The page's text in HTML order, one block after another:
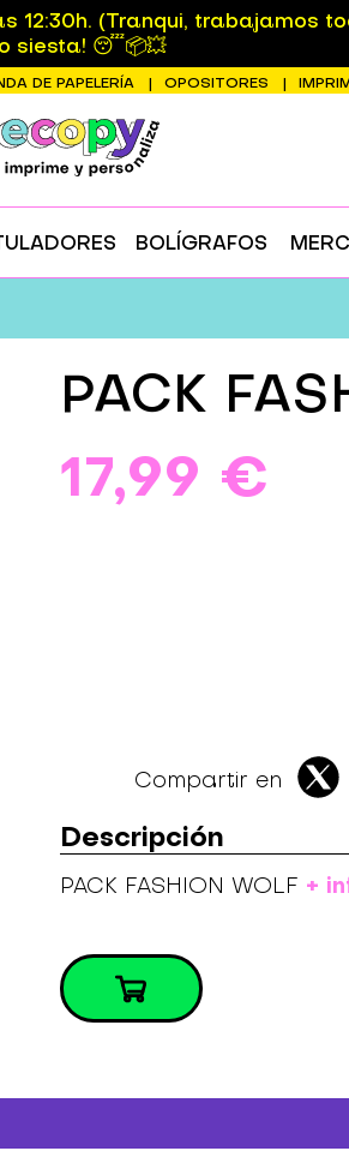
12:30h. (Tranqui, trabajamos
siesta! 😴📦💥
DE PAPELERÍA OPOSITORES
BOLÍGRAFOS
PACK
17,99 €
Compartir en
Descripción
PACK FASHION WOLF +